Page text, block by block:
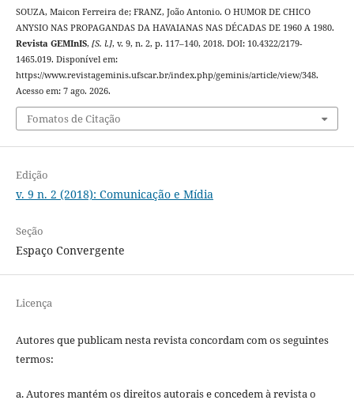
SOUZA, Maicon Ferreira de; FRANZ, João Antonio. O HUMOR DE CHICO
ANYSIO NAS PROPAGANDAS DA HAVAIANAS NAS DÉCADAS DE 1960 A 1980.
Revista GEMInIS, [S. l.], v. 9, n. 2, p. 117–140, 2018. DOI: 10.4322/2179-
1465.019. Disponível em:
https://www.revistageminis.ufscar.br/index.php/geminis/article/view/348.
Acesso em: 7 ago. 2026.
Fomatos de Citação
Edição
v. 9 n. 2 (2018): Comunicação e Mídia
Seção
Espaço Convergente
Licença
Autores que publicam nesta revista concordam com os seguintes
termos:
a. Autores mantém os direitos autorais e concedem à revista o